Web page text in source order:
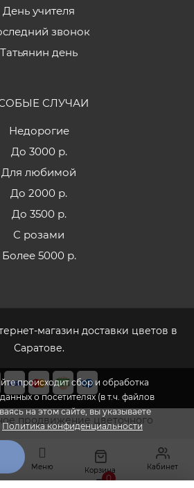
Меню Корзина
0
Кабинет
День учителя
звонок
Татьянин день
СЛУЧАИ
Недорогие
До 3000 р.
Для любимой
До 2000 р.
До 3500 р.
С розами
Более 5000 р.
магазин доставки цветов в
Саратове.
продвижение цветочного